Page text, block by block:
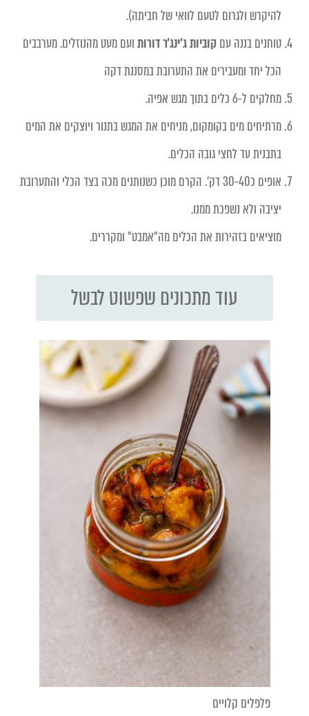
להיקרש ולגרום לטעם לוואי של חביתה).
טוחנים בננה עם קוביות ג׳ינג׳רדורותועם מעט מהנוזלים. מערבבים
הכל יחד ומעבירים את התערובת במסננת דקה
מחלקים ל-6 כלים בתוך מגש אפיה.
מרתיחים מים בקומקום, מניחים את המגש בתנור ויוצקים את המים
בתבנית עד לחצי גובה הכלים.
אופים כ30-40 דק'. הקרם מוכן כשנותנים מכה בצד הכלי והתערובת
יציבה ולא נשפכת ממנו.
מוציאים בזהירות את הכלים מה״אמבט״ ומקררים.
עוד מתכונים שפשוט לבשל
פלפלים קלויים